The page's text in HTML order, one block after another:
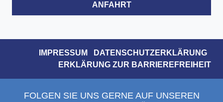
ANFAHRT
IMPRESSUM
DATENSCHUTZERKLÄRUNG
ERKLÄRUNG ZUR BARRIEREFREIHEIT
FOLGEN SIE UNS GERNE AUF UNSEREN